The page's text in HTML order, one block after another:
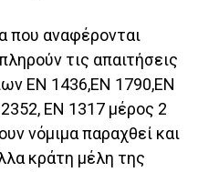
που αναφέρονται
τις απαιτήσεις
ΕΝ 1436,ΕΝ 1790,ΕΝ
ΕΝ 1317 μέρος 2
νόμιμα παραχθεί και
κράτη μέλη της